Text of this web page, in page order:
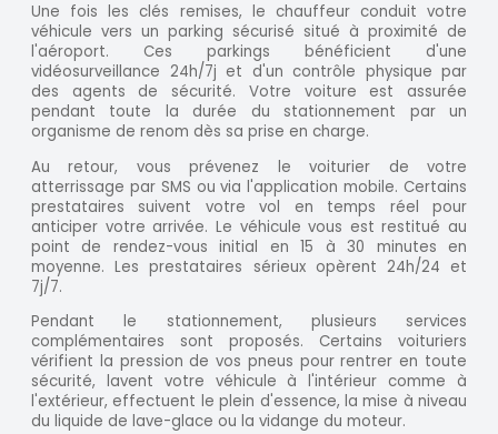
Une fois les clés remises, le chauffeur conduit votre
véhicule vers un parking sécurisé situé à proximité de
l'aéroport. Ces parkings bénéficient d'une
vidéosurveillance 24h/7j et d'un contrôle physique par
des agents de sécurité. Votre voiture est assurée
pendant toute la durée du stationnement par un
organisme de renom dès sa prise en charge.
Au retour, vous prévenez le voiturier de votre
atterrissage par SMS ou via l'application mobile. Certains
prestataires suivent votre vol en temps réel pour
anticiper votre arrivée. Le véhicule vous est restitué au
point de rendez-vous initial en 15 à 30 minutes en
moyenne. Les prestataires sérieux opèrent 24h/24 et
7j/7.
Pendant le stationnement, plusieurs services
complémentaires sont proposés. Certains voituriers
vérifient la pression de vos pneus pour rentrer en toute
sécurité, lavent votre véhicule à l'intérieur comme à
l'extérieur, effectuent le plein d'essence, la mise à niveau
du liquide de lave-glace ou la vidange du moteur.